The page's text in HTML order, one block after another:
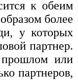
к обеим
более
у которых
партнер.
или
партнеров,